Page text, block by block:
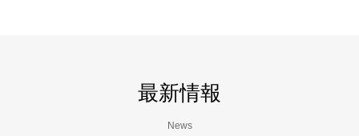
最新情報
News